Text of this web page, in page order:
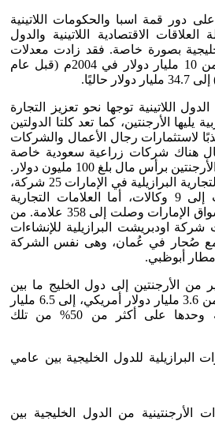
دور قمة اسبا والحكومات اللاتينية
الاقتصادية اللاتينية والدول
بصورة خاصة. فقد زادت معدلات
التجارة البينية ـ العربية من 10 مليار دولار في 2004م (قبل عام
حاليًا.
اللاتينية توجها نحو تعزيز التجارة
يليها الأرجنتين، كما تعد كلتا الدولتين
لاستثمارات رجال الأعمال والشركات
هناك شركات زراعية سعودية خاصة
تمتلك أراضي زراعية في الأرجنتين برأس مال بلغ 100 مليون دولار.
وأيضًا بلغ عدد الشركات التجارية البرازيلية في الإمارات 25 شركة،
فيما وصل عدد الوكالات إلى 9 وكالات، أما العلامات التجارية
البرازيلية المسجلة في أسواق الإمارات وصلت إلى 358 علامة. من
شركة اودبريشت البرازيلية للإنشاءات
مجمع صُحار في عُمان، وهى نفس الشركة
أبوظبي.
الأرجنتين إلى دول الخليج ما بين
عامي 2010 إلى 2012م، من 3.6 مليار دولار أمريكي، إلى 6.5 مليار
دولار، تستحوذ السعودية وحدها على أكثر من 50% من تلك
البرازيلية للدول الخليجية بين عامي
الأرجنتينية من الدول الخليجية بين